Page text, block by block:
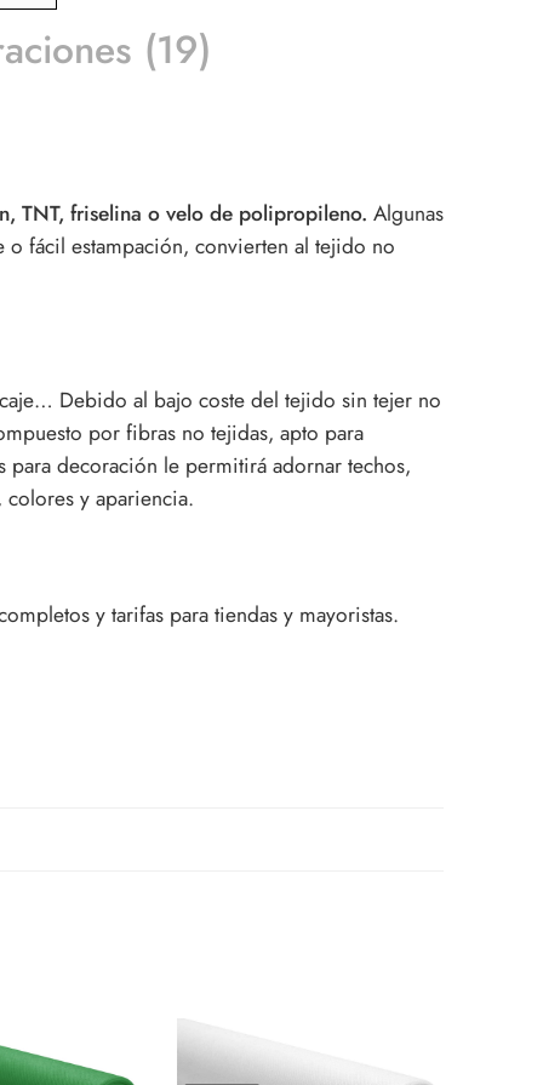
(19)
TNT, friselina o velo de polipropileno. Algunas
o fácil estampación, convierten al tejido no
Debido al bajo coste del tejido sin tejer no
por fibras no tejidas, apto para
decoración le permitirá adornar techos,
y apariencia.
y tarifas para tiendas y mayoristas.